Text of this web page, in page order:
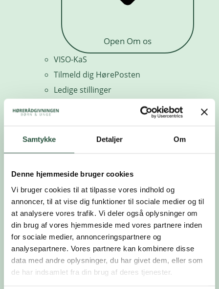
Samtykke Detaljer Om
Denne hjemmeside bruger cookies
Vi bruger cookies til at tilpasse vores indhold og
annoncer, til at vise dig funktioner til sociale medier og til
at analysere vores trafik. Vi deler også oplysninger om
din brug af vores hjemmeside med vores partnere inden
for sociale medier, annonceringspartnere og
analysepartnere. Vores partnere kan kombinere disse
data med andre oplysninger, du har givet dem, eller som
de har indsamlet fra din brug af deres tjenester.
Open Om os
VISO-KaS
Tilmeld dig HørePosten
Ledige stillinger
Følg med
Close Følg med